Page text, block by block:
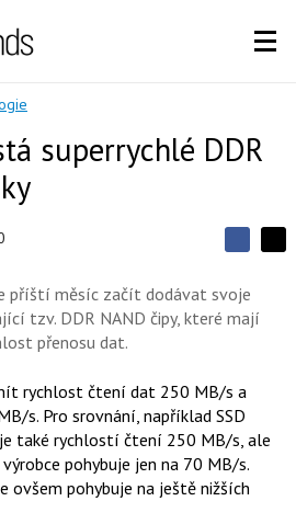
superrychlé DDR
S
í
l
t
S
í
l
e
n
a
F
a
c
e
b
příští měsíc začít dodávat svoje
tzv. DDR NAND čipy, které mají
přenosu dat.
rychlost čtení dat 250 MB/s a
s. Pro srovnání, například SSD
také rychlostí čtení 250 MB/s, ale
pohybuje jen na 70 MB/s.
ovšem pohybuje na ještě nižších